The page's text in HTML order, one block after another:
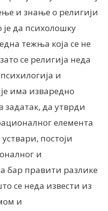
и знање о религији
да психолошку
тежња која се не
се религија неда
и
има изваредно
да утврди
елемента
постоји
и
бар правити разлике
се неда извести из
и